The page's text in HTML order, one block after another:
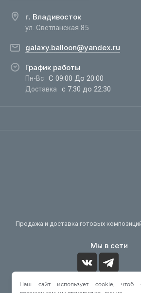
г. Владивосток
ул. Светланская 85
galaxy.balloon@yandex.ru
График работы
Пн-Вс С 09:00 До 20:00
Доставка с 7:30 до 22:30
Продажа и доставка готовых
Мы в сети
Наш сайт использует cookie,